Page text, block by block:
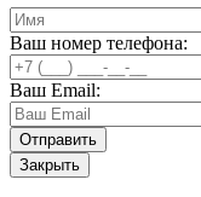
Ваш номер телефона:
Ваш Email:
Закрыть